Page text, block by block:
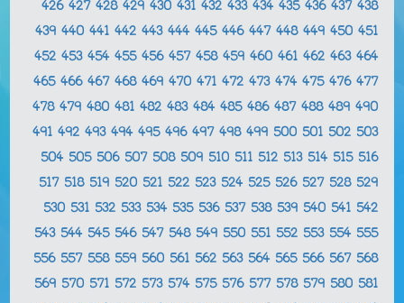
426 427 428 429 430 431 432 433 434 435 436 437 438
439 440 441 442 443 444 445 446 447 448 449 450 451
452 453 454 455 456 457 458 459 460 461 462 463 464
465 466 467 468 469 470 471 472 473 474 475 476 477
478 479 480 481 482 483 484 485 486 487 488 489 490
491 492 493 494 495 496 497 498 499 500 501 502 503
504 505 506 507 508 509 510 511 512 513 514 515 516
517 518 519 520 521 522 523 524 525 526 527 528 529
530 531 532 533 534 535 536 537 538 539 540 541 542
543 544 545 546 547 548 549 550 551 552 553 554 555
556 557 558 559 560 561 562 563 564 565 566 567 568
569 570 571 572 573 574 575 576 577 578 579 580 581